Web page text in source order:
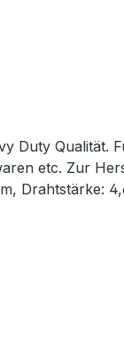
Duty
Material:
Drahtstärke: